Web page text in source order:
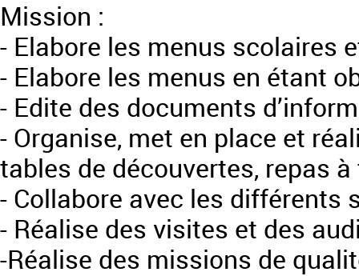
Mission :
- Elabore les menus scolaires
- Elabore les menus en étant
- Edite des documents
- Organise, met en place et
tables de découvertes, repas
- Collabore avec les différents
- Réalise des visites et des
-Réalise des missions de